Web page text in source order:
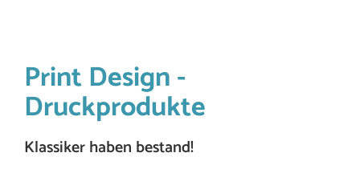
Print Design -
Druckprodukte
Klassiker haben bestand!